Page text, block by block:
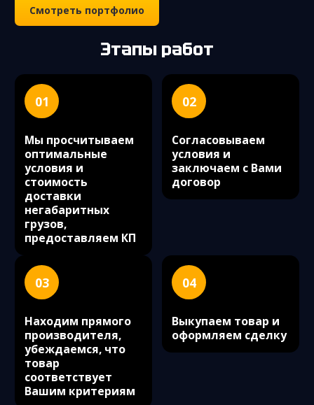
Смотреть портфолио
Этапы работ
01
Мы просчитываем
оптимальные
условия и
стоимость
доставки
негабаритных
грузов,
предоставляем КП
02
Согласовываем
условия и
заключаем с Вами
договор
03
Находим прямого
производителя,
убеждаемся, что
товар
соответствует
Вашим критериям
04
Выкупаем товар и
оформляем сделку